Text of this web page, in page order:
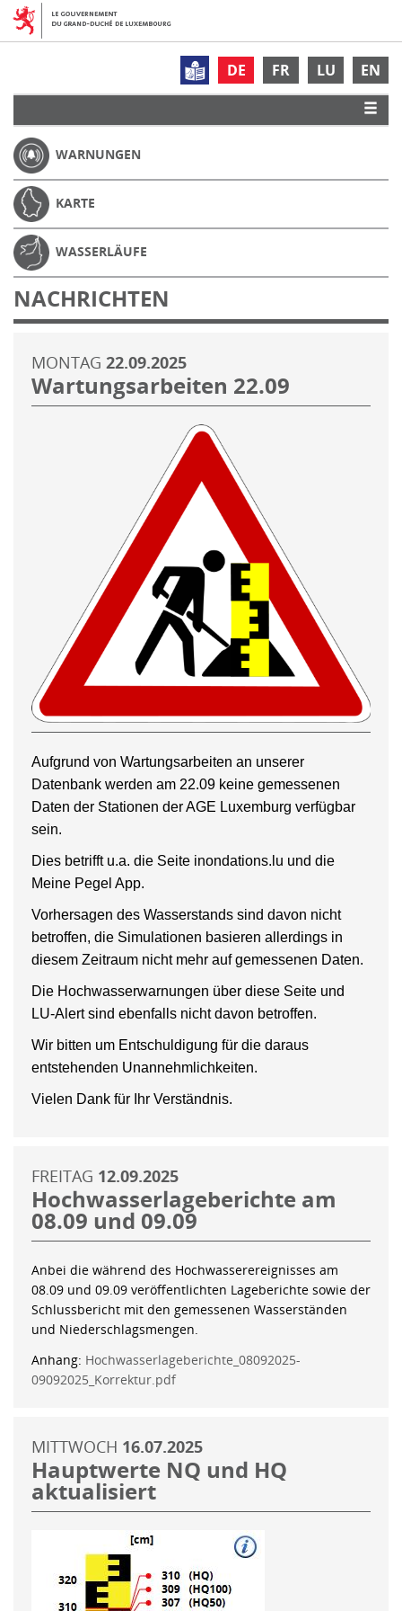
DE FR LU EN
WARNUNGEN
KARTE
WASSERLÄUFE
NACHRICHTEN
MONTAG 22.09.2025
Wartungsarbeiten 22.09
Aufgrund von Wartungsarbeiten an unserer
Datenbank werden am 22.09 keine gemessenen
Daten der Stationen der AGE Luxemburg verfügbar
sein.
Dies betrifft u.a. die Seite inondations.lu und die
Meine Pegel App.
Vorhersagen des Wasserstands sind davon nicht
betroffen, die Simulationen basieren allerdings in
diesem Zeitraum nicht mehr auf gemessenen Daten.
Die Hochwasserwarnungen über diese Seite und
LU-Alert sind ebenfalls nicht davon betroffen.
Wir bitten um Entschuldigung für die daraus
entstehenden Unannehmlichkeiten.
Vielen Dank für Ihr Verständnis.
FREITAG 12.09.2025
Hochwasserlageberichte am
08.09 und 09.09
Anbei die während des Hochwasserereignisses am
08.09 und 09.09 veröffentlichten Lageberichte sowie der
Schlussbericht mit den gemessenen Wasserständen
und Niederschlagsmengen.
Anhang: Hochwasserlageberichte_08092025-
09092025_Korrektur.pdf
MITTWOCH 16.07.2025
Hauptwerte NQ und HQ
aktualisiert